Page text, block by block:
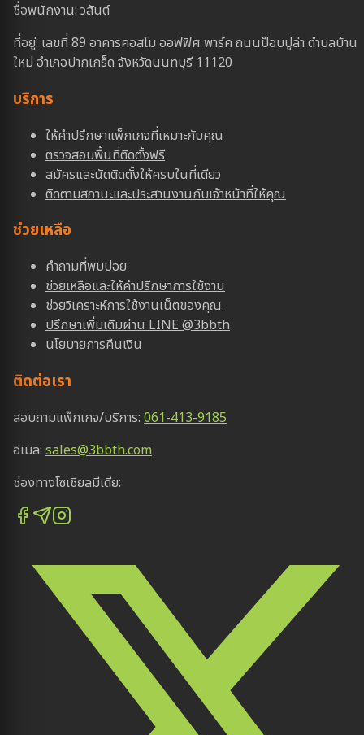
ชื่อพนักงาน: วสันต์
ที่อยู่: เลขที่ 89 อาคารคอสโม ออฟฟิศ พาร์ค ถนนป๊อบปูล่า ตำบลบ้าน
ใหม่ อำเภอปากเกร็ด จังหวัดนนทบุรี 11120
บริการ
ให้คำปรึกษาแพ็กเกจที่เหมาะกับคุณ
ตรวจสอบพื้นที่ติดตั้งฟรี
สมัครและนัดติดตั้งให้ครบในที่เดียว
ติดตามสถานะและประสานงานกับเจ้าหน้าที่ให้คุณ
ช่วยเหลือ
คำถามที่พบบ่อย
ช่วยเหลือและให้คำปรีกษาการใช้งาน
ช่วยวิเคราะห์การใช้งานเน็ตของคุณ
ปรึกษาเพิ่มเติมผ่าน LINE @3bbth
นโยบายการคืนเงิน
ติดต่อเรา
สอบถามแพ็กเกจ/บริการ: 061-413-9185
อีเมล: sales@3bbth.com
ช่องทางโซเชียลมีเดีย: